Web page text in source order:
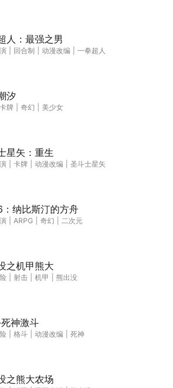
人：最强之男
回合制 动漫改编
一拳超人
汐
卡牌 奇幻
美少女
星矢：重生
卡牌 动漫改编
圣斗士星矢
：纳比斯汀的方舟
ARPG 奇幻
二次元
之机甲熊大
射击 机甲
熊出没
神激斗
格斗 动漫改编
死神
之熊大农场